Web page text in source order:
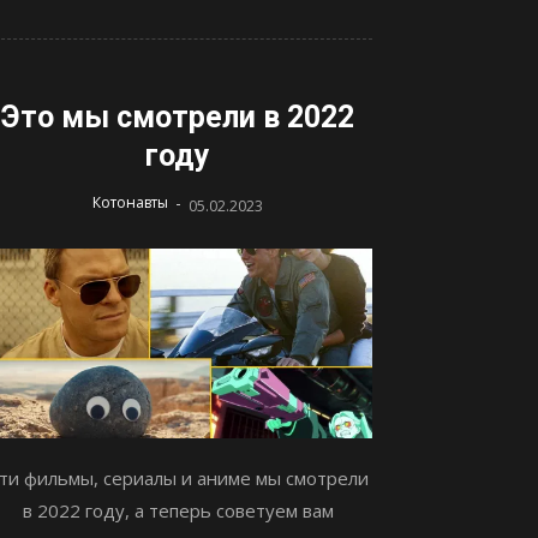
Это мы смотрели в 2022
году
Котонавты - 05.02.2023
фильмы, сериалы и аниме мы смотрели
в 2022 году, а теперь советуем вам